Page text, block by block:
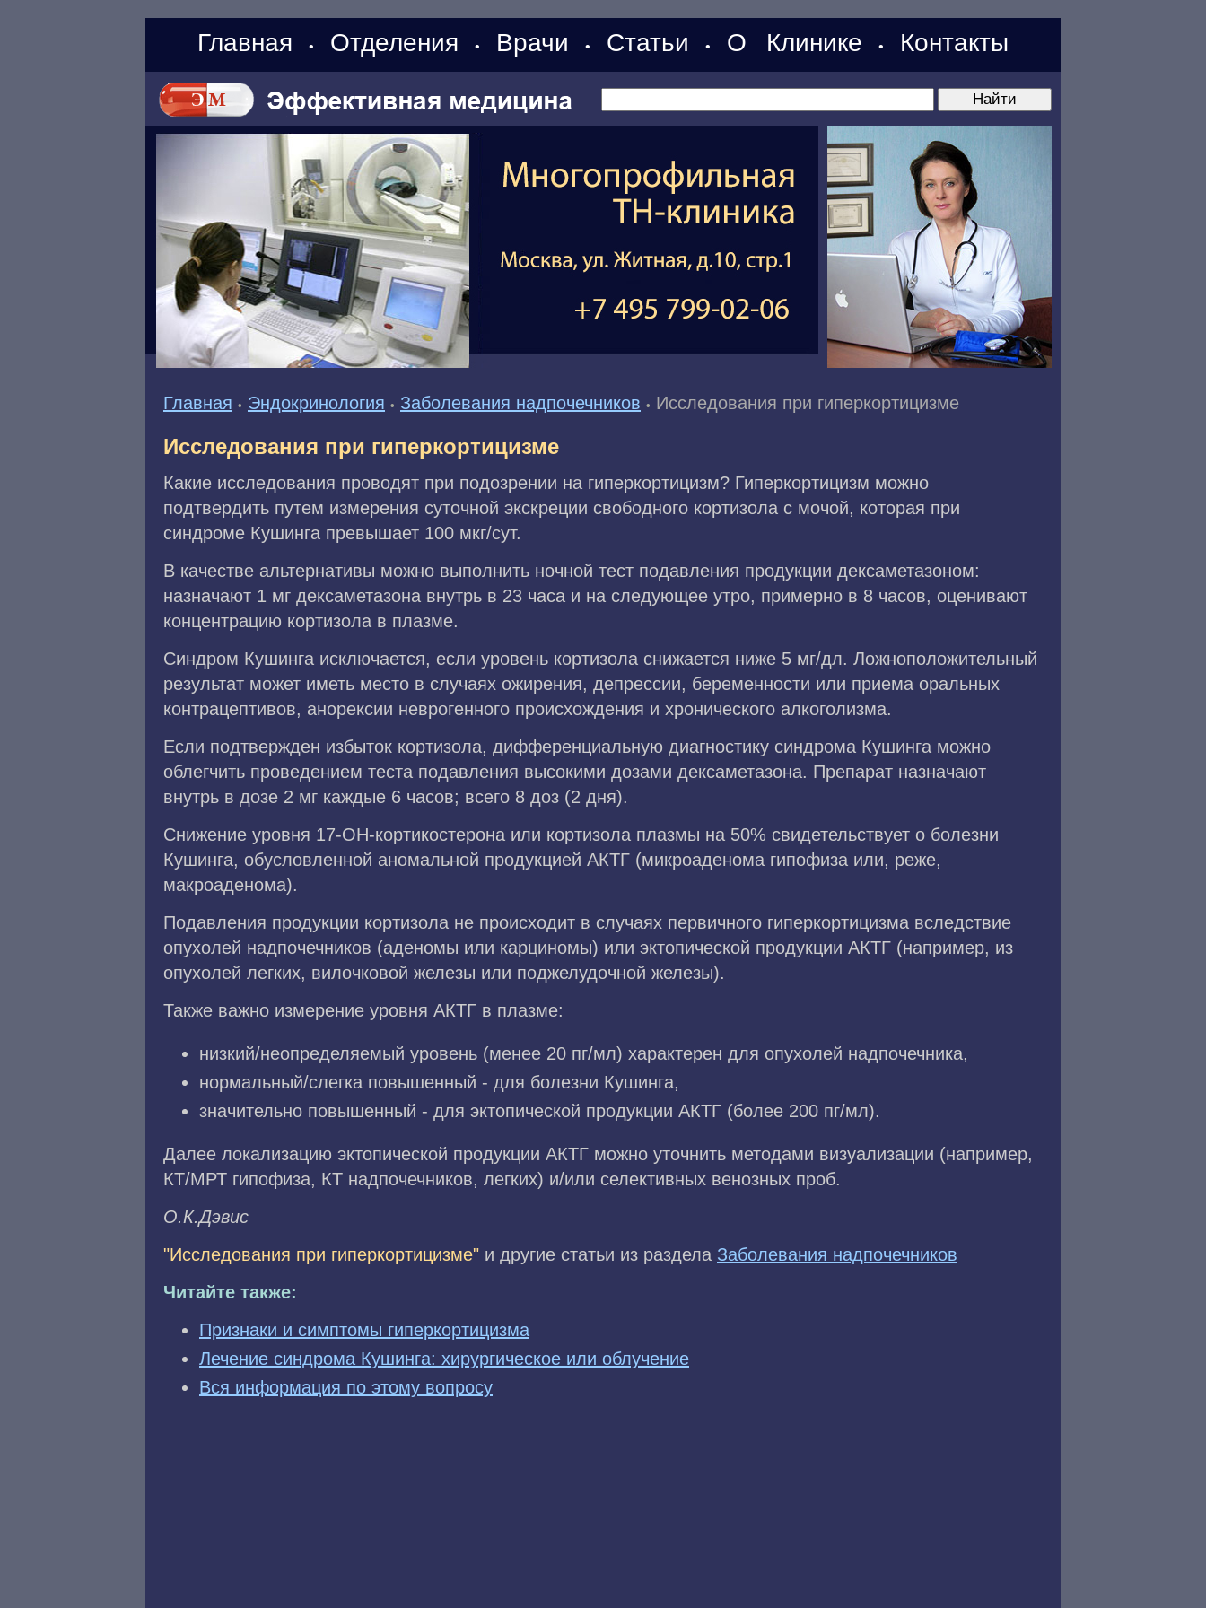
Главная • Отделения • Врачи • Статьи • О Клинике • Контакты
Главная • Эндокринология • Заболевания надпочечников • Исследования при гиперкортицизме
Исследования при гиперкортицизме
Какие исследования проводят при подозрении на гиперкортицизм? Гиперкортицизм можно
подтвердить путем измерения суточной экскреции свободного кортизола с мочой, которая при
синдроме Кушинга превышает 100 мкг/сут.
В качестве альтернативы можно выполнить ночной тест подавления продукции дексаметазоном:
назначают 1 мг дексаметазона внутрь в 23 часа и на следующее утро, примерно в 8 часов, оценивают
концентрацию кортизола в плазме.
Синдром Кушинга исключается, если уровень кортизола снижается ниже 5 мг/дл. Ложноположительный
результат может иметь место в случаях ожирения, депрессии, беременности или приема оральных
контрацептивов, анорексии неврогенного происхождения и хронического алкоголизма.
Если подтвержден избыток кортизола, дифференциальную диагностику синдрома Кушинга можно
облегчить проведением теста подавления высокими дозами дексаметазона. Препарат назначают
внутрь в дозе 2 мг каждые 6 часов; всего 8 доз (2 дня).
Снижение уровня 17-ОН-кортикостерона или кортизола плазмы на 50% свидетельствует о болезни
Кушинга, обусловленной аномальной продукцией АКТГ (микроаденома гипофиза или, реже,
макроаденома).
Подавления продукции кортизола не происходит в случаях первичного гиперкортицизма вследствие
опухолей надпочечников (аденомы или карциномы) или эктопической продукции АКТГ (например, из
опухолей легких, вилочковой железы или поджелудочной железы).
Также важно измерение уровня АКТГ в плазме:
низкий/неопределяемый уровень (менее 20 пг/мл) характерен для опухолей надпочечника,
нормальный/слегка повышенный - для болезни Кушинга,
значительно повышенный - для эктопической продукции АКТГ (более 200 пг/мл).
Далее локализацию эктопической продукции АКТГ можно уточнить методами визуализации (например,
КТ/МРТ гипофиза, КТ надпочечников, легких) и/или селективных венозных проб.
О.К.Дэвис
"Исследования при гиперкортицизме" и другие статьи из раздела Заболевания надпочечников
Читайте также:
Признаки и симптомы гиперкортицизма
Лечение синдрома Кушинга: хирургическое или облучение
Вся информация по этому вопросу